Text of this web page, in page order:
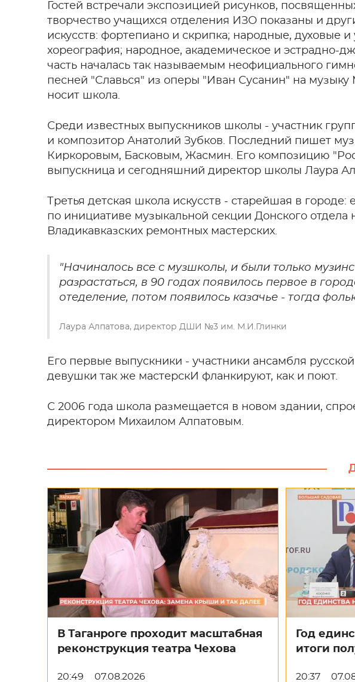
Гостей встречали экспозицией рисунков,
творчество учащихся отделения ИЗО показаны и
искусств: фортепиано и скрипка; народные, духовые
хореография; народное, академическое и эстрадно-
часть началась так называемым неофициального
песней "Славься" из оперы "Иван Сусанин" на музыку
носит школа.
Среди известных выпускников школы - участник
и композитор Анатолий Зубков. Последний пишет
Киркоровым, Басковым, Жасмин. Его композицию
выпускница и сегодняшний директор школы Лаура
Третья детская школа искусств - старейшая в городе:
по инициативе музыкальной секции Донского отдела
Владикавказских ремонтных мастерских.
"Начиналось все с музшколы, и были только
разрастаться, в 90 годах появилось первое в
отеделение, потом появилось казачье - тогда
Лаура Алпатова, директор ДШИ №3 им. М.И.Глинки
Его первые выпускники - участники ансамбля
девушки так же мастерскИ фланкируют, как и поют.
С 2006 года школа размещается в новом здании,
директором Михаилом Алпатовым.
В Таганроге проходит масштабная
реконструкция театра Чехова
20:49 07.08.2026
Год
итоги
20:37